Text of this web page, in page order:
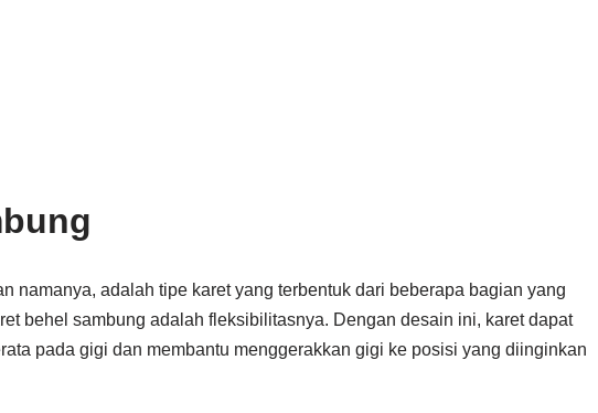
namanya, adalah tipe karet yang terbentuk dari beberapa bagian yang
behel sambung adalah fleksibilitasnya. Dengan desain ini, karet dapat
pada gigi dan membantu menggerakkan gigi ke posisi yang diinginkan